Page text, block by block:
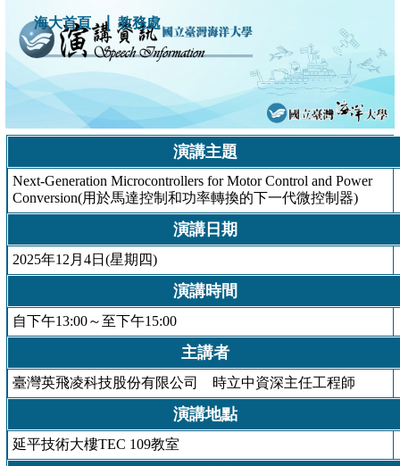
海大首頁 ｜ 教務處
演講主題
Next-Generation Microcontrollers for Motor Control and Power
Conversion(用於馬達控制和功率轉換的下一代微控制器)
演講日期
2025年12月4日(星期四)
演講時間
自下午13:00～至下午15:00
主講者
臺灣英飛凌科技股份有限公司 時立中資深主任工程師
演講地點
延平技術大樓TEC 109教室